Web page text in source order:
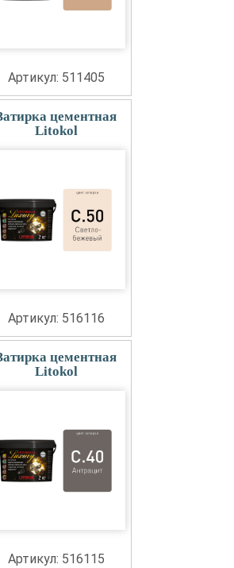
Артикул: 511405
цементная
Litokol
Артикул: 516116
цементная
Litokol
Артикул: 516115